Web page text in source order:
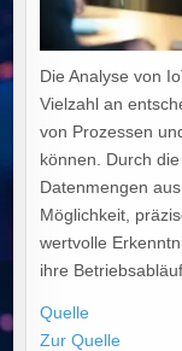
Die Analyse von
Vielzahl an
von Prozessen
können. Durch
Datenmengen
Möglichkeit,
wertvolle
ihre
Quelle
Zur Quelle